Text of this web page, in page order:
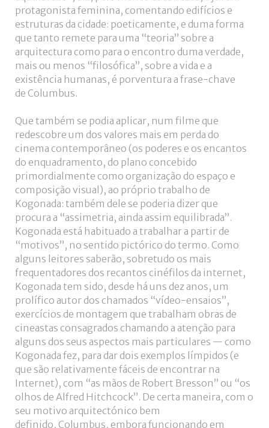
protagonista feminina, comentando edifícios e
estruturas da cidade: poeticamente, e duma forma
que tanto remete para uma “teoria” sobre a
arquitectura como para o encontro duma verdade,
mais ou menos “filosófica”, sobre a vida e a
existência humanas, é porventura a frase-chave
de Columbus.
Que também se podia aplicar, num filme que
redescobre um dos valores mais em perda do
cinema contemporâneo (os poderes e os encantos
do enquadramento, do plano concebido
primordialmente como organização do espaço e
composição visual), ao próprio trabalho de
Kogonada: também dele se poderia dizer que
procura a “assimetria, ainda assim equilibrada”.
Kogonada está habituado a trabalhar a partir de
“motivos”, no sentido pictórico do termo. Como
alguns leitores saberão, sobretudo os mais
frequentadores dos recantos cinéfilos da internet,
Kogonada tem sido, desde há uns dez anos, um
prolífico autor dos chamados “vídeo-ensaios”,
exercícios de montagem que trabalham obras de
cineastas consagrados chamando a atenção para
alguns dos seus aspectos mais particulares — como
Kogonada fez, para dar dois exemplos límpidos (e
que são relativamente fáceis de encontrar na
Internet), com “as mãos de Robert Bresson” ou “os
olhos de Alfred Hitchcock”. De certa maneira, com o
seu motivo arquitectónico bem
definido, Columbus, embora funcionando em